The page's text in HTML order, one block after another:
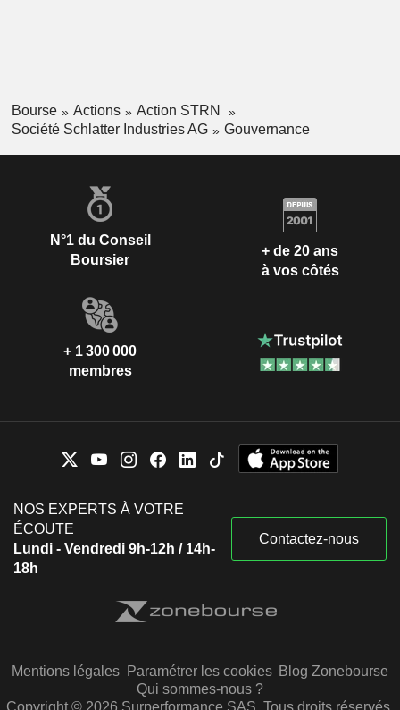
Bourse Actions
Action STRN
Société Schlatter Industries AG
Gouvernance
N°1 du Conseil
Boursier
+ de 20 ans
à vos côtés
+ 1 300 000
membres
NOS EXPERTS À VOTRE
ÉCOUTE
Lundi - Vendredi 9h-12h / 14h-
18h
Contactez-nous
Mentions légales Paramétrer les cookies Blog Zonebourse
Qui sommes-nous ?
Copyright © 2026 Surperformance SAS. Tous droits réservés.